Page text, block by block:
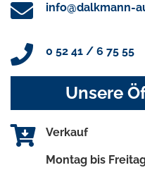
info@dalkmann-
0 52 41 / 6 75 55
Unsere
Verkauf
Montag bis